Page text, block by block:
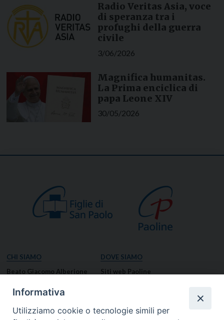
Radio Veritas Asia, voce
di speranza tra i
profughi della guerra
civile
3/06/2026
Magnifica humanitas.
La Prima enciclica di
papa Leone XIV
30/05/2026
CHI SIAMO
Beato Giacomo Alberione
Missione Paolina
DOVE SIAMO
Siti web Paoline
Notizie dal governo generale
Informativa
Utilizziamo cookie o tecnologie simili per